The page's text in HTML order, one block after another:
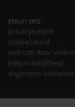
steun ons
privacybeleid
cookiebeleid
website door
toegankelijkheid
algemene